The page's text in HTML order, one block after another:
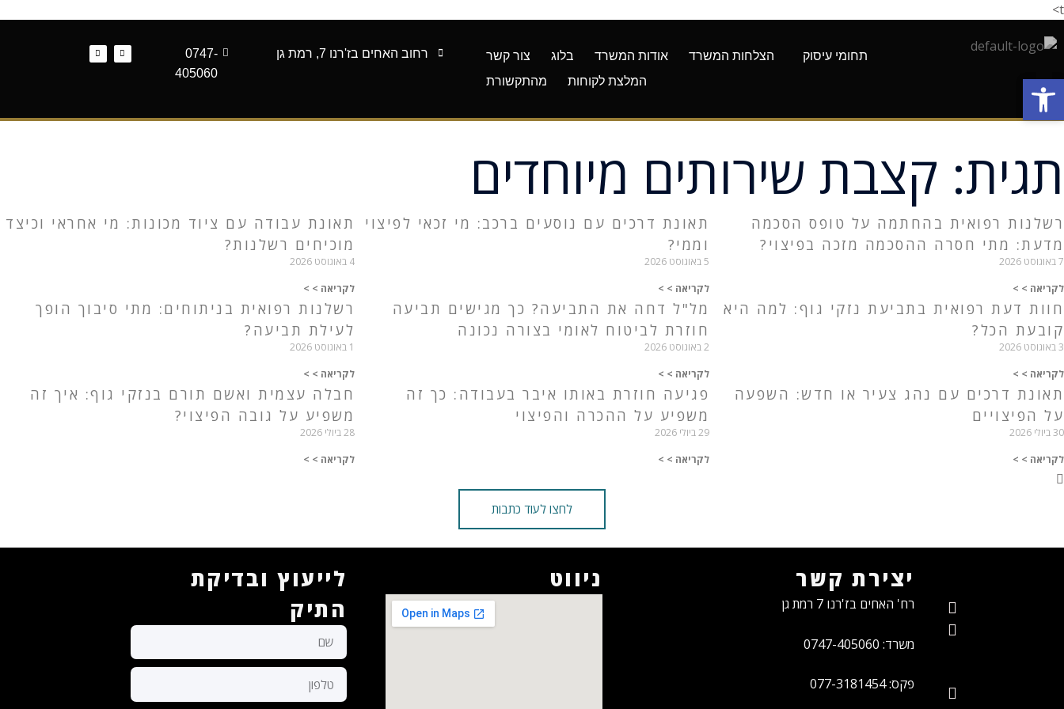
t>
תחומי עיסוק הצלחות המשרד אודות המשרד בלוג
צור קשר
המלצת לקוחות
מהתקשורת
רחוב האחים בז'רנו 7, רמת גן
0747-
405060
תגית: קצבת שירותים מיוחדים
רשלנות רפואית בהחתמה על טופס הסכמה
מדעת: מתי חסרה ההסכמה מזכה בפיצוי?
7 באוגוסט 2026
לקריאה > >
תאונת דרכים עם נוסעים ברכב: מי זכאי לפיצוי
וממי?
5 באוגוסט 2026
לקריאה > >
תאונת עבודה עם ציוד מכונות: מי אחראי וכיצד
מוכיחים רשלנות?
4 באוגוסט 2026
לקריאה > >
חוות דעת רפואית בתביעת נזקי גוף: למה היא
קובעת הכל?
3 באוגוסט 2026
לקריאה > >
מל"ל דחה את התביעה? כך מגישים תביעה
חוזרת לביטוח לאומי בצורה נכונה
2 באוגוסט 2026
לקריאה > >
רשלנות רפואית בניתוחים: מתי סיבוך הופך
לעילת תביעה?
1 באוגוסט 2026
לקריאה > >
תאונת דרכים עם נהג צעיר או חדש: השפעה
על הפיצויים
30 ביולי 2026
לקריאה > >
פגיעה חוזרת באותו איבר בעבודה: כך זה
משפיע על ההכרה והפיצוי
29 ביולי 2026
לקריאה > >
חבלה עצמית ואשם תורם בנזקי גוף: איך זה
משפיע על גובה הפיצוי?
28 ביולי 2026
לקריאה > >
לחצו לעוד כתבות
יצירת קשר
רח' האחים בז'רנו 7 רמת גן
משרד: 0747-405060
פקס: 077-3181454
ניווט
לייעוץ ובדיקת
התיק
פתח סרגל נגישות
פתח סרגל נגישות